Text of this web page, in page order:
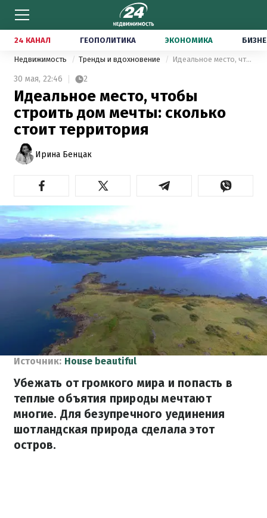
24 КАНАЛ ГЕОПОЛИТИКА ЭКОНОМИКА
Недвижимость Тренды и вдохновение Идеальное место, чтобы строить дом мечты: сколько стоит территория
30 мая, 22:46 2
Идеальное место, чтобы
строить дом мечты: сколько
стоит территория
Ирина Бенцак
Источник: House beautiful
Убежать от громкого мира и попасть в
теплые объятия природы мечтают
многие. Для безупречного уединения
шотландская природа сделала этот
остров.